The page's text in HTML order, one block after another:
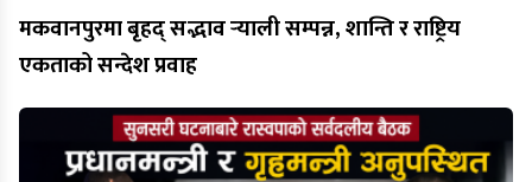
मकवानपुरमा बृहद् सद्भाव र्‍याली सम्पन्न, शान्ति र राष्ट्रिय
एकताको सन्देश प्रवाह